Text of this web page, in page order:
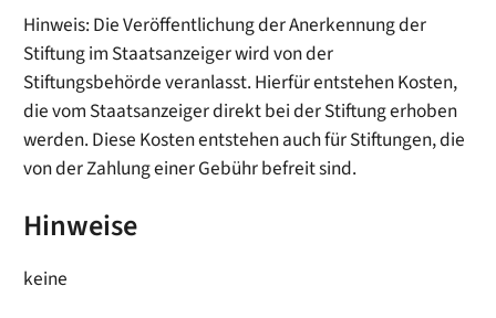
Hinweis: Die Veröffentlichung der Anerkennung der
Stiftung im Staatsanzeiger wird von der
Stiftungsbehörde veranlasst. Hierfür entstehen Kosten,
die vom Staatsanzeiger direkt bei der Stiftung erhoben
werden. Diese Kosten entstehen auch für Stiftungen, die
von der Zahlung einer Gebühr befreit sind.
Hinweise
keine